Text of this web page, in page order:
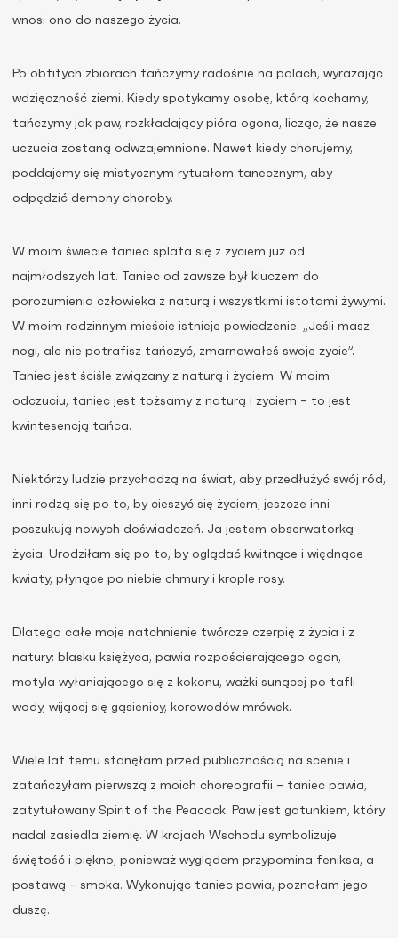
wnosi ono do naszego życia.
Po obfitych zbiorach tańczymy radośnie na polach, wyrażając
wdzięczność ziemi. Kiedy spotykamy osobę, którą kochamy,
tańczymy jak paw, rozkładający pióra ogona, licząc, że nasze
uczucia zostaną odwzajemnione. Nawet kiedy chorujemy,
poddajemy się mistycznym rytuałom tanecznym, aby
odpędzić demony choroby.
W moim świecie taniec splata się z życiem już od
najmłodszych lat. Taniec od zawsze był kluczem do
porozumienia człowieka z naturą i wszystkimi istotami żywymi.
W moim rodzinnym mieście istnieje powiedzenie: „Jeśli masz
nogi, ale nie potrafisz tańczyć, zmarnowałeś swoje życie”.
Taniec jest ściśle związany z naturą i życiem. W moim
odczuciu, taniec jest tożsamy z naturą i życiem – to jest
kwintesencją tańca.
Niektórzy ludzie przychodzą na świat, aby przedłużyć swój ród,
inni rodzą się po to, by cieszyć się życiem, jeszcze inni
poszukują nowych doświadczeń. Ja jestem obserwatorką
życia. Urodziłam się po to, by oglądać kwitnące i więdnące
kwiaty, płynące po niebie chmury i krople rosy.
Dlatego całe moje natchnienie twórcze czerpię z życia i z
natury: blasku księżyca, pawia rozpościerającego ogon,
motyla wyłaniającego się z kokonu, ważki sunącej po tafli
wody, wijącej się gąsienicy, korowodów mrówek.
Wiele lat temu stanęłam przed publicznością na scenie i
zatańczyłam pierwszą z moich choreografii – taniec pawia,
zatytułowany Spirit of the Peacock. Paw jest gatunkiem, który
nadal zasiedla ziemię. W krajach Wschodu symbolizuje
świętość i piękno, ponieważ wyglądem przypomina feniksa, a
postawą – smoka. Wykonując taniec pawia, poznałam jego
duszę.